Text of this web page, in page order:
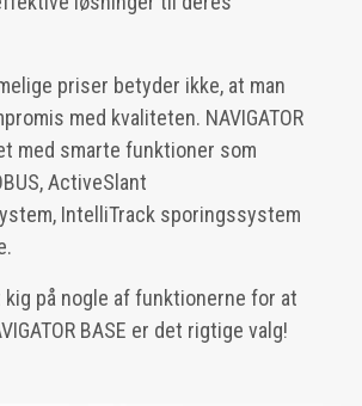
priser betyder ikke, at man
med kvaliteten. NAVIGATOR
med smarte funktioner som
ActiveSlant
IntelliTrack sporingssystem
kig på nogle af funktionerne for at
BASE er det rigtige valg!